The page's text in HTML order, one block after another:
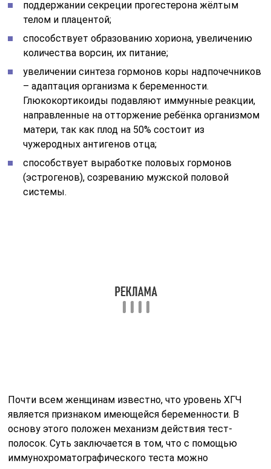
поддержании секреции прогестерона жёлтым
телом и плацентой;
способствует образованию хориона, увеличению
количества ворсин, их питание;
увеличении синтеза гормонов коры надпочечников
– адаптация организма к беременности.
Глюкокортикоиды подавляют иммунные реакции,
направленные на отторжение ребёнка организмом
матери, так как плод на 50% состоит из
чужеродных антигенов отца;
способствует выработке половых гормонов
(эстрогенов), созреванию мужской половой
системы.
Почти всем женщинам известно, что уровень ХГЧ
является признаком имеющейся беременности. В
основу этого положен механизм действия тест-
полосок. Суть заключается в том, что с помощью
иммунохроматографического теста можно